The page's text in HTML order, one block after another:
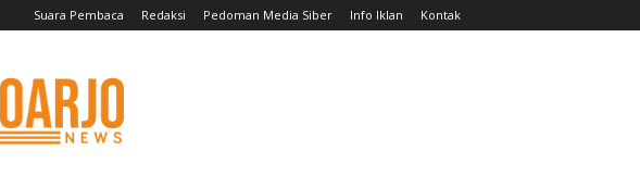
Suara Pembaca Redaksi Pedoman Media Siber Info Iklan Kontak